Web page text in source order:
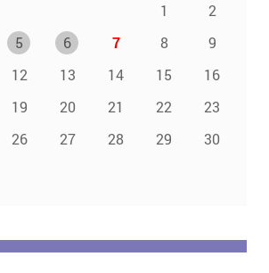
1
2
5 6 7 8
9
12 13 14 15
16
19 20 21 22
23
26 27 28 29
30